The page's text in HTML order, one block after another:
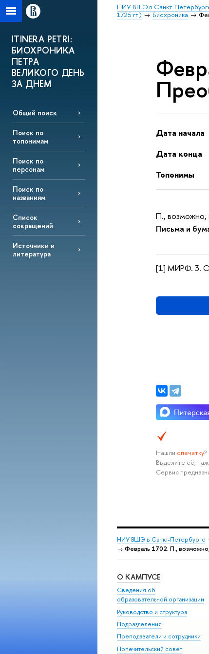
НИУ ВШЭ в Санкт-
1725 гг.)
Биохроника
ITINERA PETRI:
БИОХРОНИКА
ПЕТРА
ВЕЛИКОГО ДЕНЬ
ЗА ДНЕМ
Общий поиск
Поиск по
топонимам
Поиск по
персонам
Поиск по
названиям
Список
сокращений
Источники и
литература
Дата начала
Дата конца
Топонимы
П.,
Письма и
[1] МИРФ. 3.
Нашли опечатку?
Выделите её,
Сервис
НИУ ВШЭ в Санкт-Петербурге
→ Февраль 1702. П.,
О КАМПУСЕ
Сведения об
образовательной организации
Руководство и структура
Подразделения
Преподаватели и сотрудники
Попечительский совет